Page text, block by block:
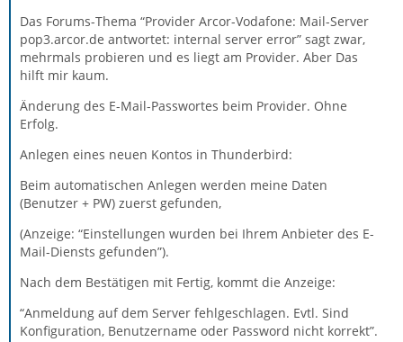
Das Forums-Thema “Provider Arcor-Vodafone: Mail-Server
pop3.arcor.de antwortet: internal server error” sagt zwar,
mehrmals probieren und es liegt am Provider. Aber Das
hilft mir kaum.
Änderung des E-Mail-Passwortes beim Provider. Ohne
Erfolg.
Anlegen eines neuen Kontos in Thunderbird:
Beim automatischen Anlegen werden meine Daten
(Benutzer + PW) zuerst gefunden,
(Anzeige: “Einstellungen wurden bei Ihrem Anbieter des E-
Mail-Diensts gefunden”).
Nach dem Bestätigen mit Fertig, kommt die Anzeige:
“Anmeldung auf dem Server fehlgeschlagen. Evtl. Sind
Konfiguration, Benutzername oder Password nicht korrekt”.